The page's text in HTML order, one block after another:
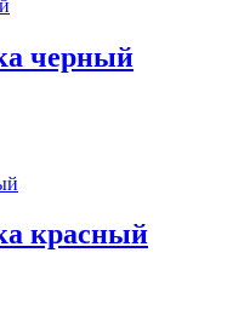
черный
красный